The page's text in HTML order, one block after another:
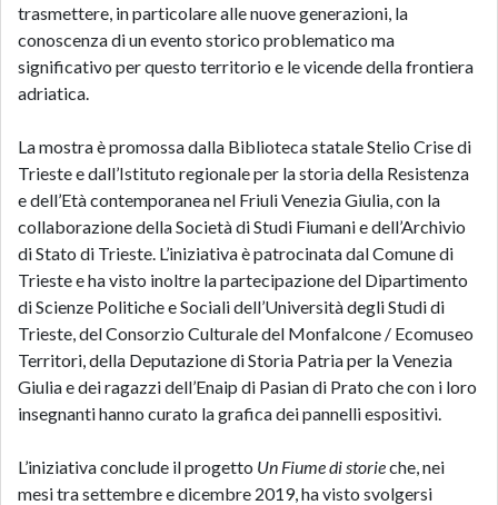
trasmettere, in particolare alle nuove generazioni, la
conoscenza di un evento storico problematico ma
significativo per questo territorio e le vicende della frontiera
adriatica.
La mostra è promossa dalla Biblioteca statale Stelio Crise di
Trieste e dall’Istituto regionale per la storia della Resistenza
e dell’Età contemporanea nel Friuli Venezia Giulia, con la
collaborazione della Società di Studi Fiumani e dell’Archivio
di Stato di Trieste. L’iniziativa è patrocinata dal Comune di
Trieste e ha visto inoltre la partecipazione del Dipartimento
di Scienze Politiche e Sociali dell’Università degli Studi di
Trieste, del Consorzio Culturale del Monfalcone / Ecomuseo
Territori, della Deputazione di Storia Patria per la Venezia
Giulia e dei ragazzi dell’Enaip di Pasian di Prato che con i loro
insegnanti hanno curato la grafica dei pannelli espositivi.
L’iniziativa conclude il progetto Un Fiume di storieche, nei
mesi tra settembre e dicembre 2019, ha visto svolgersi